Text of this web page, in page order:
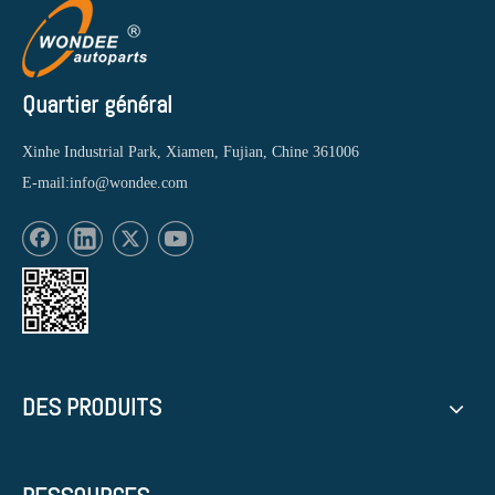
Quartier général
Xinhe Industrial Park, Xiamen, Fujian, Chine 361006
E-mail:info@wondee.com
DES PRODUITS